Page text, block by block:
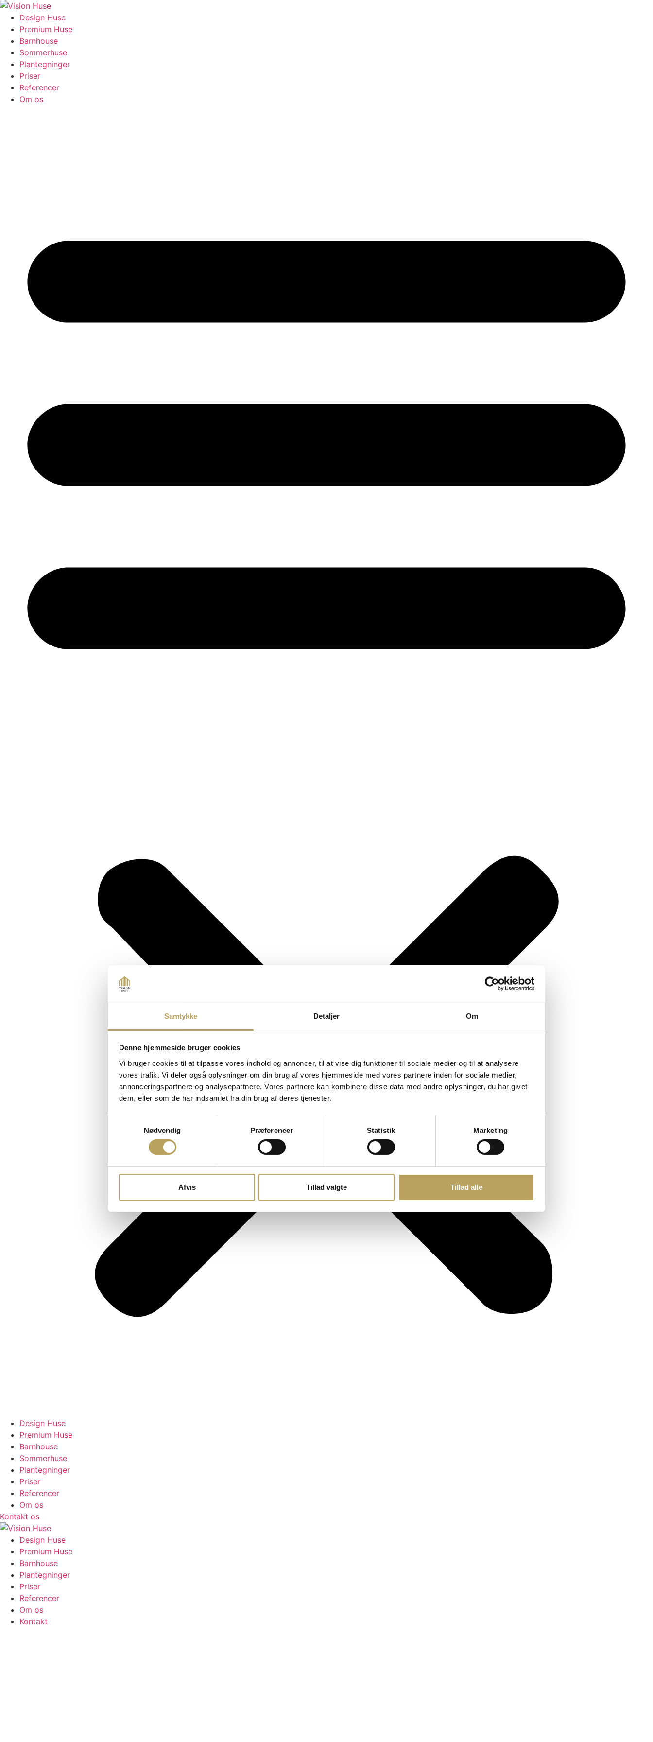
Samtykke Detaljer Om
Denne hjemmeside bruger cookies
Vi bruger cookies til at tilpasse vores indhold og annoncer, til at vise dig funktioner til sociale medier og til at analysere
vores trafik. Vi deler også oplysninger om din brug af vores hjemmeside med vores partnere inden for sociale medier,
annonceringspartnere og analysepartnere. Vores partnere kan kombinere disse data med andre oplysninger, du har givet
dem, eller som de har indsamlet fra din brug af deres tjenester.
Nødvendig
Præferencer Statistik Marketing
Afvis Tillad valgte Tillad alle
Videre
indhold
Design Huse
Premium Huse
Barnhouse
Sommerhuse
Plantegninger
Priser
Referencer
Om os
Design Huse
Premium Huse
Barnhouse
Sommerhuse
Plantegninger
Priser
Referencer
Om os
Kontakt os
Design Huse
Premium Huse
Barnhouse
Plantegninger
Priser
Referencer
Om os
Kontakt